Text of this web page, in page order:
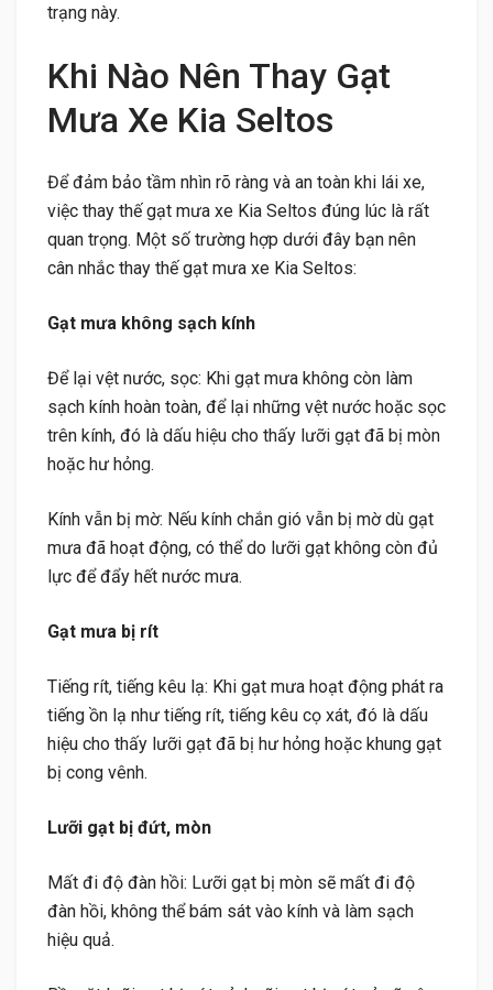
trạng này.
Khi Nào Nên Thay Gạt
Mưa Xe Kia Seltos
Để đảm bảo tầm nhìn rõ ràng và an toàn khi lái xe,
việc thay thế gạt mưa xe Kia Seltos đúng lúc là rất
quan trọng. Một số trường hợp dưới đây bạn nên
cân nhắc thay thế gạt mưa xe Kia Seltos:
Gạt mưa không sạch kính
Để lại vệt nước, sọc: Khi gạt mưa không còn làm
sạch kính hoàn toàn, để lại những vệt nước hoặc sọc
trên kính, đó là dấu hiệu cho thấy lưỡi gạt đã bị mòn
hoặc hư hỏng.
Kính vẫn bị mờ: Nếu kính chắn gió vẫn bị mờ dù gạt
mưa đã hoạt động, có thể do lưỡi gạt không còn đủ
lực để đẩy hết nước mưa.
Gạt mưa bị rít
Tiếng rít, tiếng kêu lạ: Khi gạt mưa hoạt động phát ra
tiếng ồn lạ như tiếng rít, tiếng kêu cọ xát, đó là dấu
hiệu cho thấy lưỡi gạt đã bị hư hỏng hoặc khung gạt
bị cong vênh.
Lưỡi gạt bị đứt, mòn
Mất đi độ đàn hồi: Lưỡi gạt bị mòn sẽ mất đi độ
đàn hồi, không thể bám sát vào kính và làm sạch
hiệu quả.